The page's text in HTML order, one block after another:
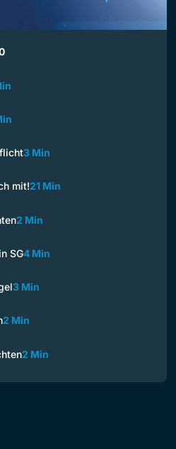
3 Min
mit!21 Min
2 Min
SG4 Min
3 Min
2 Min
2 Min